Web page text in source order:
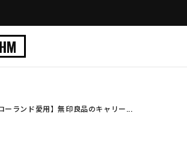
ローランド愛用】無印良品のキャリー...